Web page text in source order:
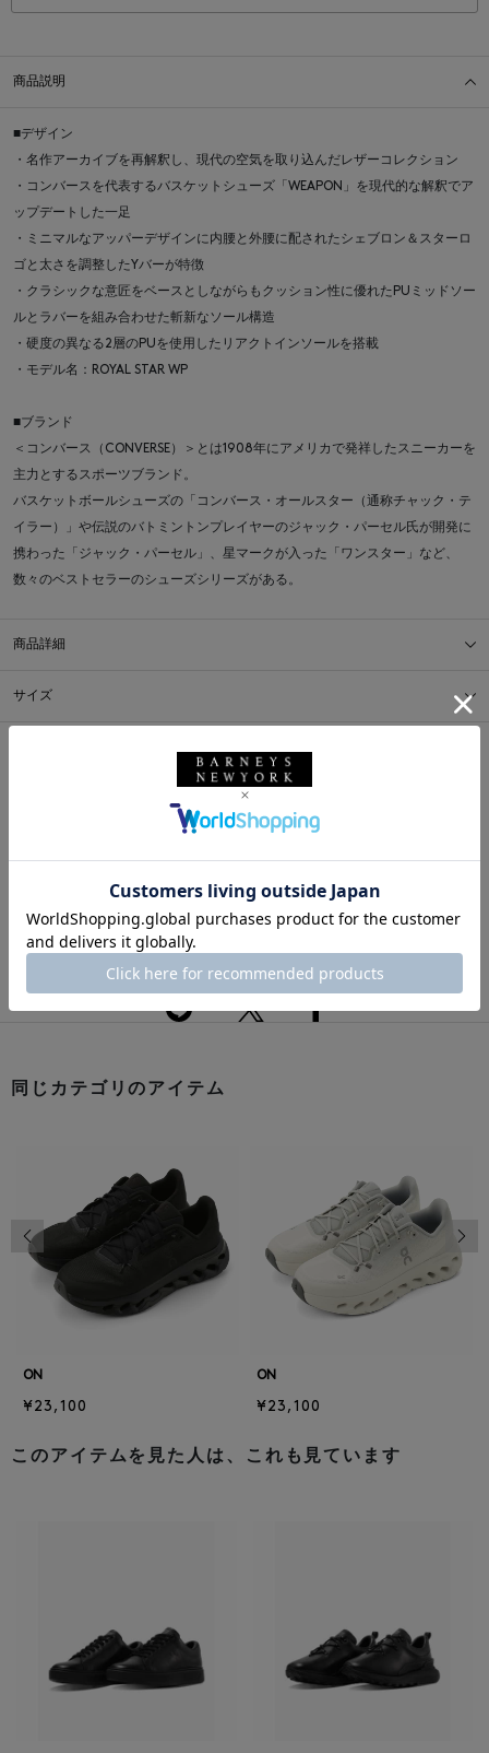
商品説明
■デザイン
・名作アーカイブを再解釈し、現代の空気を取り込んだレザーコレクション
・コンバースを代表するバスケットシューズ「WEAPON」を現代的な解釈でア
ップデートした一足
・ミニマルなアッパーデザインに内腰と外腰に配されたシェブロン＆スターロ
ゴと太さを調整したYバーが特徴
・クラシックな意匠をベースとしながらもクッション性に優れたPUミッドソー
ルとラバーを組み合わせた斬新なソール構造
・硬度の異なる2層のPUを使用したリアクトインソールを搭載
・モデル名：ROYAL STAR WP
■ブランド
＜コンバース（CONVERSE）＞とは1908年にアメリカで発祥したスニーカーを
主力とするスポーツブランド。
バスケットボールシューズの「コンバース・オールスター（通称チャック・テ
イラー）」や伝説のバトミントンプレイヤーのジャック・パーセル氏が開発に
携わった「ジャック・パーセル」、星マークが入った「ワンスター」など、
数々のベストセラーのシューズシリーズがある。
商品詳細
サイズ
返品・交換について
同じカテゴリのアイテム
ON
¥23,100
ON
¥23,100
前の画像
このアイテムを見た人は、これも見ています